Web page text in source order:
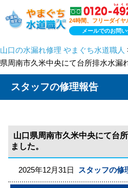
24時間、フリーダイヤ
メールでのお問
山口の水漏れ修理 やまぐち水道職人
県周南市久米中央にて台所排水水漏
スタッフの修理報告
山口県周南市久米中央にて台
ました。
2025年12月31日 スタッフの修